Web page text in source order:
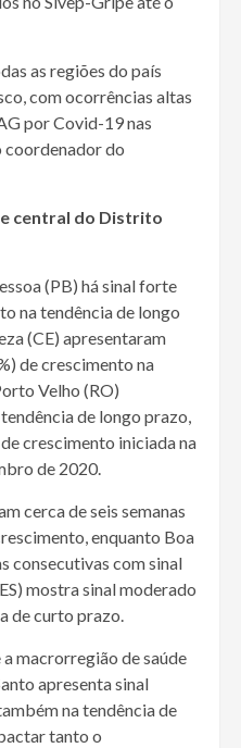
as regiões do país
com ocorrências altas
por Covid-19 nas
coordenador do
central do Distrito
(PB) há sinal forte
na tendência de longo
(CE) apresentaram
de crescimento na
Velho (RO)
de longo prazo,
crescimento iniciada na
de 2020.
cerca de seis semanas
enquanto Boa
consecutivas com sinal
mostra sinal moderado
de curto prazo.
macrorregião de saúde
apresenta sinal
na tendência de
tanto o